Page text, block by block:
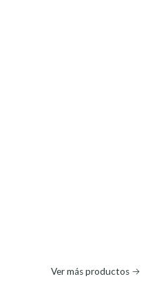
Ver más productos